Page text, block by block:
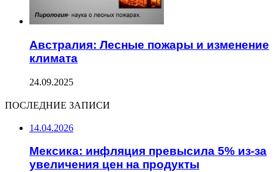
Австралия: Лесные пожары и изменение
климата
24.09.2025
ПОСЛЕДНИЕ ЗАПИСИ
14.04.2026
Мексика: инфляция превысила 5% из-за
увеличения цен на продукты